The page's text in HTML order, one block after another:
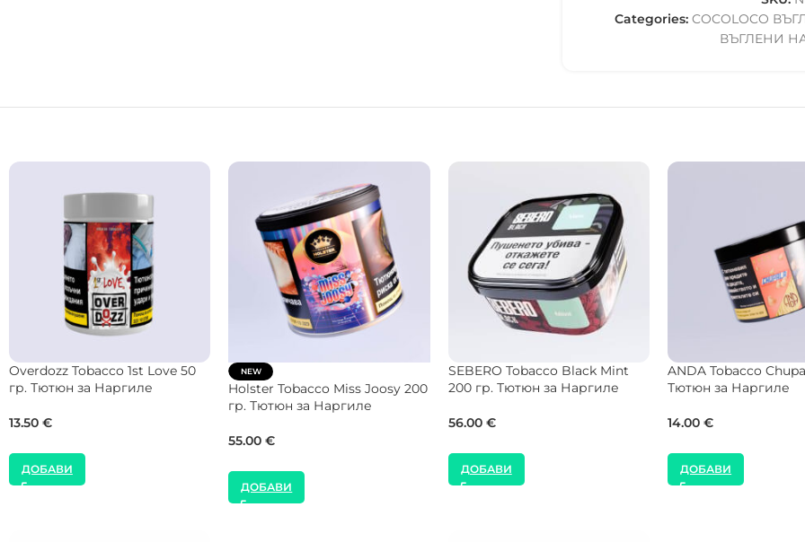
Categories: COCOLOCO
ВЪГЛЕНИ
Musthave Tobacco Ruby Grape
125 гр. Тютюн за Наргиле
41.00€
ДОБАВИ
Starbuzz Vintage Tobacco Dark
Mist 50 гр. Тютюн за Наргиле
ДОБАВИ
SEBERO Tobacco Black Cactus
25 гр. Тютюн за Наргиле
8.00€
ДОБАВИ
Al Fakher Tobacco
Vanilla Ice Cream 200
48.50€
ДОБАВИ